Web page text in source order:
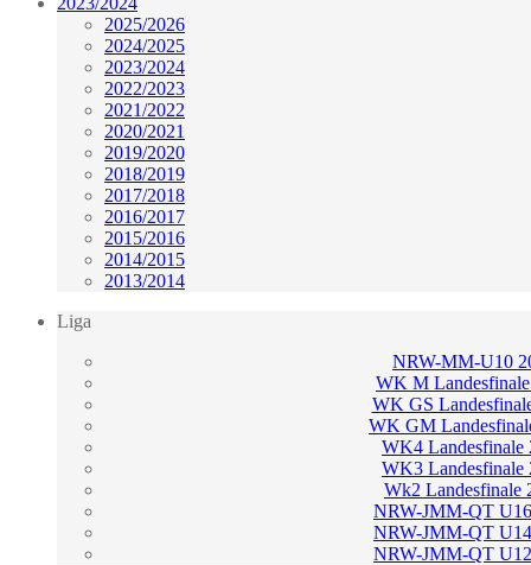
2025/2026
2024/2025
2023/2024
2022/2023
2021/2022
2020/2021
2019/2020
2018/2019
2017/2018
2016/2017
2015/2016
2014/2015
2013/2014
Liga
NRW-MM-U10
WK M
WK GS
WK GM
WK4 Landesfinale
WK3 Landesfinale
Wk2 Landesfinale
NRW-JMM-QT
NRW-JMM-QT
NRW-JMM-QT